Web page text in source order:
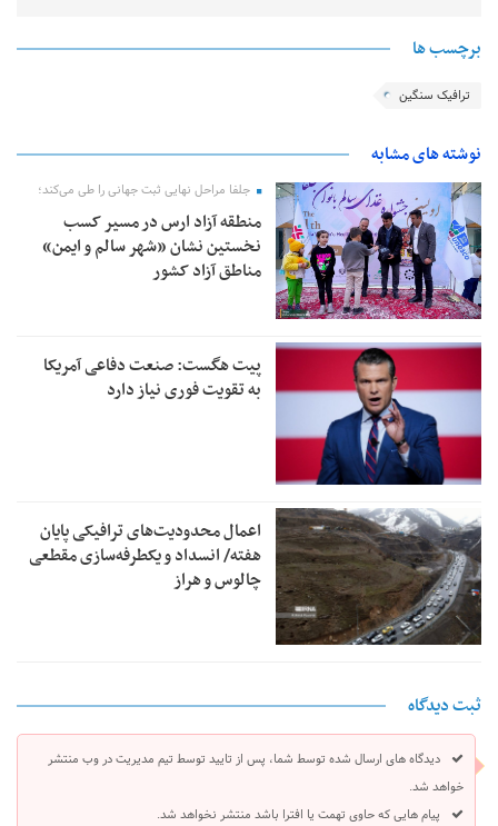
برچسب ها
ترافیک سنگین
نوشته های مشابه
جلفا مراحل نهایی ثبت جهانی را طی می‌کند؛
منطقه آزاد ارس در مسیر کسب
نخستین نشان «شهر سالم و ایمن»
مناطق آزاد کشور
پیت هگست: صنعت دفاعی آمریکا
به تقویت فوری نیاز دارد
اعمال محدودیت‌های ترافیکی پایان
هفته/ انسداد و یکطرفه‌سازی مقطعی
چالوس و هراز
ثبت دیدگاه
دیدگاه های ارسال شده توسط شما، پس از تایید توسط تیم مدیریت در وب منتشر
خواهد شد.
پیام هایی که حاوی تهمت یا افترا باشد منتشر نخواهد شد.